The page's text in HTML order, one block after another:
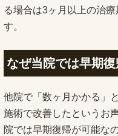
る場合は3ヶ月以上の治
す。
なぜ当院では早期
他院で「数ヶ月かかる」
施術で改善したというお
院では早期復帰が可能な